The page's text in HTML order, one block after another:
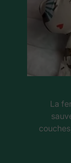
La